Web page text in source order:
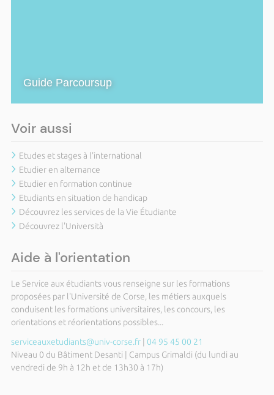
Guide Parcoursup
Voir aussi
Etudes et stages à l'international
Etudier en alternance
Etudier en formation continue
Etudiants en situation de handicap
Découvrez les services de la Vie Étudiante
Découvrez l'Università
Aide à l'orientation
Le Service aux étudiants vous renseigne sur les formations
proposées par l'Université de Corse, les métiers auxquels
conduisent les formations universitaires, les concours, les
orientations et réorientations possibles...
serviceauxetudiants@univ-corse.fr| 04 95 45 00 21
Niveau 0 du Bâtiment Desanti | Campus Grimaldi (du lundi au
vendredi de 9h à 12h et de 13h30 à 17h)